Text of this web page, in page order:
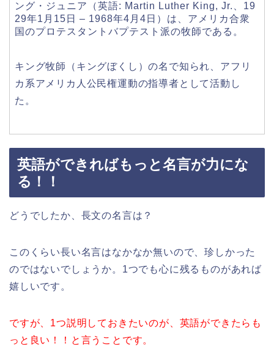
ング・ジュニア（英語: Martin Luther King, Jr.、19
29年1月15日 – 1968年4月4日）は、アメリカ合衆
国のプロテスタントバプテスト派の牧師である。
キング牧師（キングぼくし）の名で知られ、アフリ
カ系アメリカ人公民権運動の指導者として活動し
た。
英語ができればもっと名言が力にな
る！！
どうでしたか、長文の名言は？
このくらい長い名言はなかなか無いので、珍しかった
のではないでしょうか。1つでも心に残るものがあれば
嬉しいです。
ですが、1つ説明しておきたいのが、英語ができたらも
っと良い！！と言うことです。